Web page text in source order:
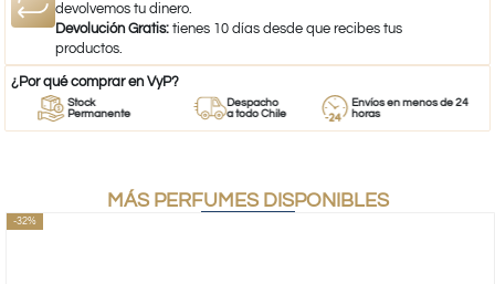
devolvemos tu dinero.
Devolución Gratis: tienes 10 días desde que recibes tus
productos.
¿Por qué comprar en VyP?
Stock
Permanente
Despacho
a todo Chile
Envíos en menos de 24
horas
MÁS PERFUMES DISPONIBLES
-32%